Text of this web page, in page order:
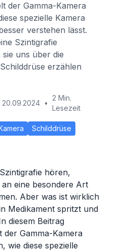
der Gamma-Kamera
spezielle Kamera
verstehen lässt.
Szintigrafie
uns über die
erzählen
20.09.2024 •
2 Min.
Lesezeit
Schilddrüse
hören,
eine besondere Art
Aber was ist wirklich
Medikament spritzt und
diesem Beitrag
der Gamma-Kamera
wie diese spezielle